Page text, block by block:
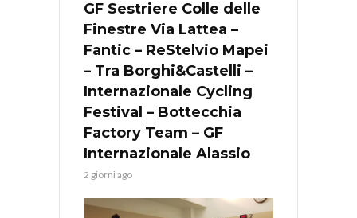
GF Sestriere Colle delle
Finestre Via Lattea –
Fantic – ReStelvio Mapei
– Tra Borghi&Castelli –
Internazionale Cycling
Festival – Bottecchia
Factory Team – GF
Internazionale Alassio
2 giorni ago